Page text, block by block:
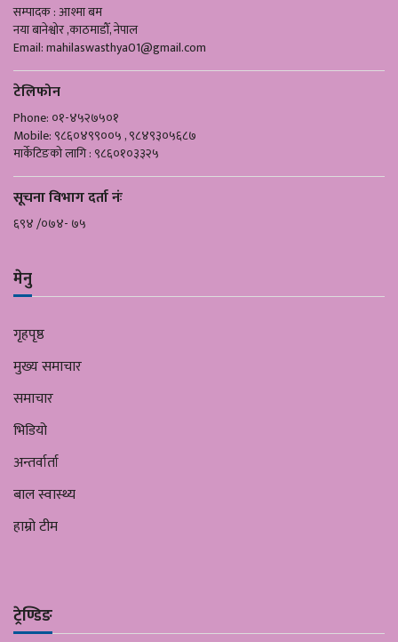
सम्पादक : आश्मा बम
नया बानेश्वोर ,काठमाडौँ, नेपाल
Email:mahilaswasthya01@gmail.com
टेलिफोन
Phone: ०१-४५२७५०१
Mobile: ९८६०४९९००५ , ९८४९३०५६८७
मार्केटिङको लागि : ९८६०१०३३२५
सूचना विभाग दर्ता नंः
६९४ /०७४- ७५
मेनु
गृहपृष्ठ
मुख्य समाचार
समाचार
भिडियो
अन्तर्वार्ता
बाल स्वास्थ्य
हाम्रो टीम
ट्रेण्डिङ